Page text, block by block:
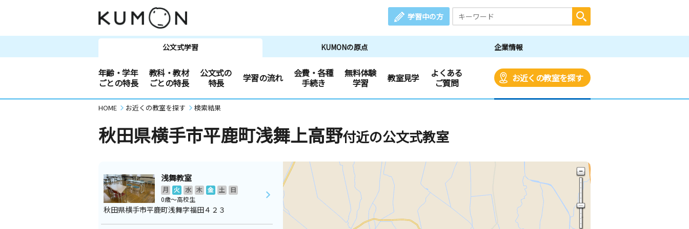
学習中の方
公文式学習 KUMONの原点 企業情報
年齢・学年
ごとの特長
教科・教材
ごとの特長
公文式の
特長
学習の流れ
会費・各種
手続き
無料体験
学習
教室見学
よくある
ご質問
お近くの教室を探す
HOME お近くの教室を探す 検索結果
秋田県横手市平鹿町浅舞上高野付近の公文式教室
浅舞教室
月 火 水 木 金 土
日
0歳～高校生
秋田県横手市平鹿町浅舞字福田４２３